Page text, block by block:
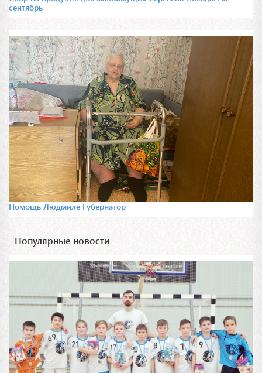
сентябрь
Помощь Людмиле Губернатор
Популярные новости